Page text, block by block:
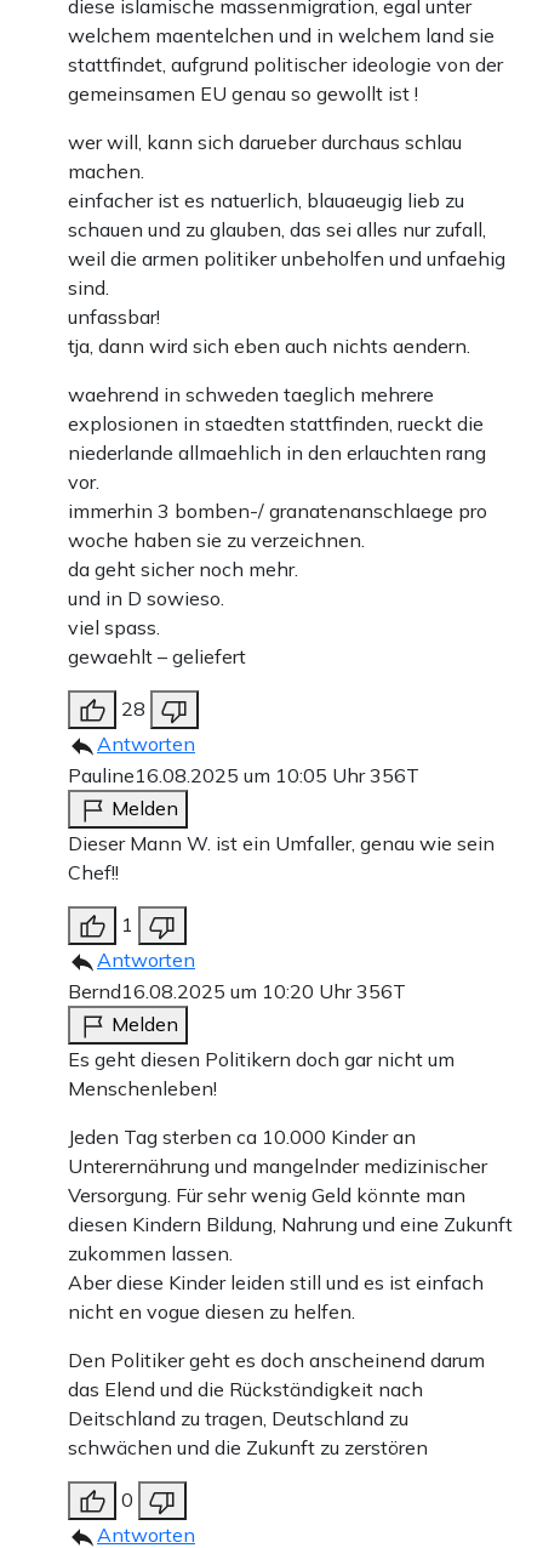
diese islamische massenmigration, egal unter
welchem maentelchen und in welchem land sie
stattfindet, aufgrund politischer ideologie von der
gemeinsamen EU genau so gewollt ist !
wer will, kann sich darueber durchaus schlau
machen.
einfacher ist es natuerlich, blauaeugig lieb zu
schauen und zu glauben, das sei alles nur zufall,
weil die armen politiker unbeholfen und unfaehig
sind.
unfassbar!
tja, dann wird sich eben auch nichts aendern.
waehrend in schweden taeglich mehrere
explosionen in staedten stattfinden, rueckt die
niederlande allmaehlich in den erlauchten rang
vor.
immerhin 3 bomben-/ granatenanschlaege pro
woche haben sie zu verzeichnen.
da geht sicher noch mehr.
und in D sowieso.
viel spass.
gewaehlt – geliefert
28
Antworten
Pauline16.08.2025 um 10:05 Uhr356T
Melden
Dieser Mann W. ist ein Umfaller, genau wie sein
Chef!!
1
Antworten
Bernd16.08.2025 um 10:20 Uhr356T
Melden
Es geht diesen Politikern doch gar nicht um
Menschenleben!
Jeden Tag sterben ca 10.000 Kinder an
Unterernährung und mangelnder medizinischer
Versorgung. Für sehr wenig Geld könnte man
diesen Kindern Bildung, Nahrung und eine Zukunft
zukommen lassen.
Aber diese Kinder leiden still und es ist einfach
nicht en vogue diesen zu helfen.
Den Politiker geht es doch anscheinend darum
das Elend und die Rückständigkeit nach
Deitschland zu tragen, Deutschland zu
schwächen und die Zukunft zu zerstören
0
Antworten